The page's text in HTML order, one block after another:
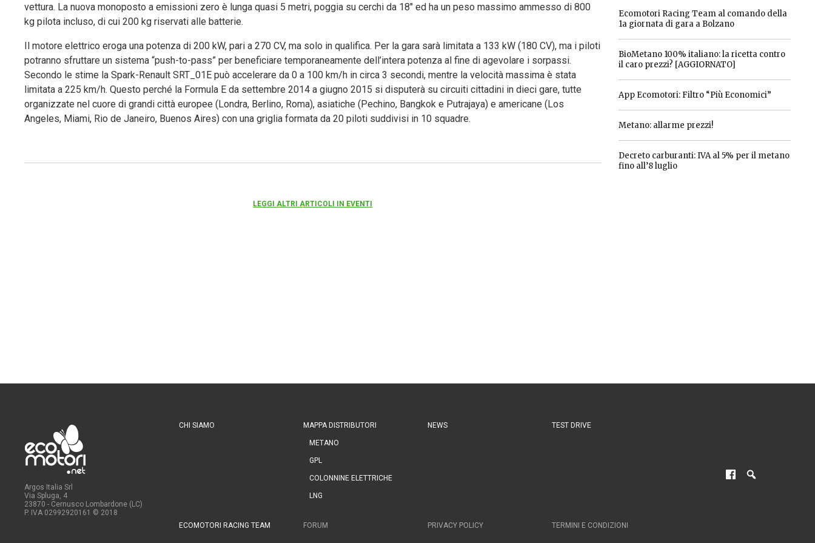
vettura. La nuova monoposto a emissioni zero è lunga quasi 5 metri, poggia su cerchi da 18″ ed ha un peso massimo ammesso di 800
kg pilota incluso, di cui 200 kg riservati alle batterie.
Il motore elettrico eroga una potenza di 200 kW, pari a 270 CV, ma solo in qualifica. Per la gara sarà limitata a 133 kW (180 CV), ma i piloti
potranno sfruttare un sistema “push-to-pass” per beneficiare temporaneamente dell’intera potenza al fine di agevolare i sorpassi.
Secondo le stime la Spark-Renault SRT_01E può accelerare da 0 a 100 km/h in circa 3 secondi, mentre la velocità massima è stata
limitata a 225 km/h. Questo perché la Formula E da settembre 2014 a giugno 2015 si disputerà su circuiti cittadini in dieci gare, tutte
organizzate nel cuore di grandi città europee (Londra, Berlino, Roma), asiatiche (Pechino, Bangkok e Putrajaya) e americane (Los
Angeles, Miami, Rio de Janeiro, Buenos Aires) con una griglia formata da 20 piloti suddivisi in 10 squadre.
LEGGI ALTRI ARTICOLI IN EVENTI
Ecomotori Racing Team al comando della
1a giornata di gara a Bolzano
BioMetano 100% italiano: la ricetta contro
il caro prezzi? [AGGIORNATO]
App Ecomotori: Filtro “Più Economici”
Metano: allarme prezzi!
Decreto carburanti: IVA al 5% per il metano
fino all’8 luglio
Argos Italia Srl
Via Spluga, 4
23870 - Cernusco Lombardone (LC)
P. IVA 02992920161 © 2018
CHI SIAMO MAPPA DISTRIBUTORI
METANO
GPL
COLONNINE ELETTRICHE
LNG
NEWS TEST DRIVE
ECOMOTORI RACING TEAM FORUM PRIVACY POLICY TERMINI E CONDIZIONI